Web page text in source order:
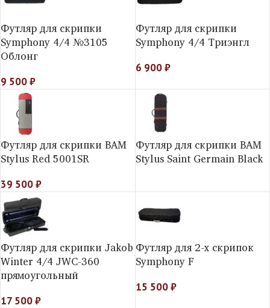
Футляр для скрипки
Symphony 4/4 №3105
Облонг
9 500₽
Футляр для скрипки
Symphony 4/4 Триэнгл
6 900₽
Футляр для скрипки BAM
Stylus Red 5001SR
39 500₽
Футляр для скрипки BAM
Stylus Saint Germain Black
Футляр для скрипки Jakob
Winter 4/4 JWC-360
прямоугольный
17 500₽
Футляр для 2-х скрипок
Symphony F
15 500₽